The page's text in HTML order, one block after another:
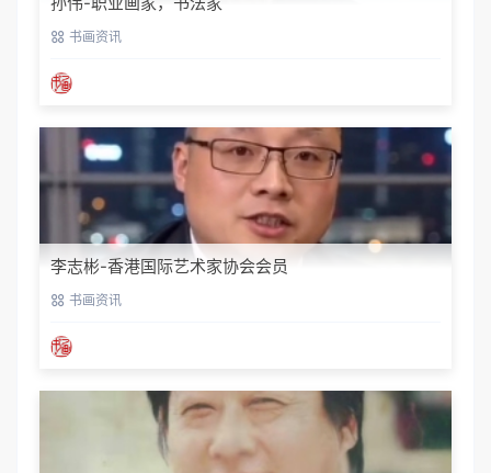
书画资讯
李志彬-香港国际艺术家协会会员
书画资讯